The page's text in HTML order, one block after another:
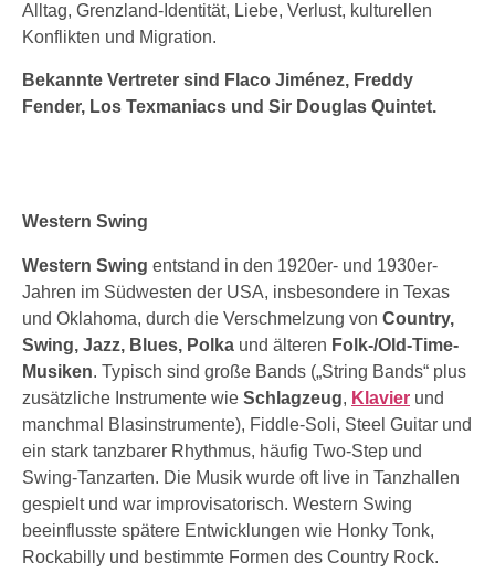
Alltag, Grenzland-Identität, Liebe, Verlust, kulturellen
Konflikten und Migration.
Bekannte Vertreter sind Flaco Jiménez, Freddy
Fender, Los Texmaniacs und Sir Douglas Quintet.
Western Swing
Western Swing entstand in den 1920er- und 1930er-
Jahren im Südwesten der USA, insbesondere in Texas
und Oklahoma, durch die Verschmelzung von Country,
Swing, Jazz, Blues, Polka und älteren Folk-/Old-Time-
Musiken. Typisch sind große Bands („String Bands“ plus
zusätzliche Instrumente wie Schlagzeug, Klavier und
manchmal Blasinstrumente), Fiddle-Soli, Steel Guitar und
ein stark tanzbarer Rhythmus, häufig Two-Step und
Swing-Tanzarten. Die Musik wurde oft live in Tanzhallen
gespielt und war improvisatorisch. Western Swing
beeinflusste spätere Entwicklungen wie Honky Tonk,
Rockabilly und bestimmte Formen des Country Rock.